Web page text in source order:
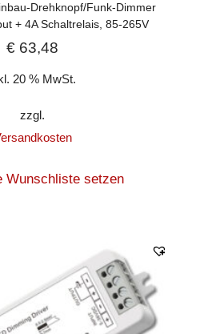
Drehknopf/Funk-Dimmer
+ 4A Schaltrelais, 85-265V
€ 63,48
20 % MwSt.
zzgl.
Wunschliste setzen